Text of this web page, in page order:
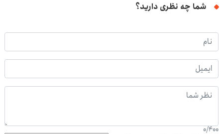
شما چه نظری دارید؟
0/400